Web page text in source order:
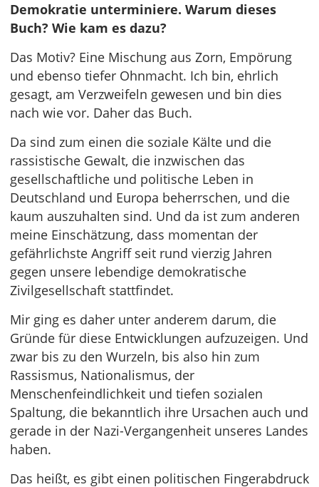
Demokratie unterminiere. Warum dieses
Buch? Wie kam es dazu?
Das Motiv? Eine Mischung aus Zorn, Empörung
und ebenso tiefer Ohnmacht. Ich bin, ehrlich
gesagt, am Verzweifeln gewesen und bin dies
nach wie vor. Daher das Buch.
Da sind zum einen die soziale Kälte und die
rassistische Gewalt, die inzwischen das
gesellschaftliche und politische Leben in
Deutschland und Europa beherrschen, und die
kaum auszuhalten sind. Und da ist zum anderen
meine Einschätzung, dass momentan der
gefährlichste Angriff seit rund vierzig Jahren
gegen unsere lebendige demokratische
Zivilgesellschaft stattfindet.
Mir ging es daher unter anderem darum, die
Gründe für diese Entwicklungen aufzuzeigen. Und
zwar bis zu den Wurzeln, bis also hin zum
Rassismus, Nationalismus, der
Menschenfeindlichkeit und tiefen sozialen
Spaltung, die bekanntlich ihre Ursachen auch und
gerade in der Nazi-Vergangenheit unseres Landes
haben.
Das heißt, es gibt einen politischen Fingerabdruck